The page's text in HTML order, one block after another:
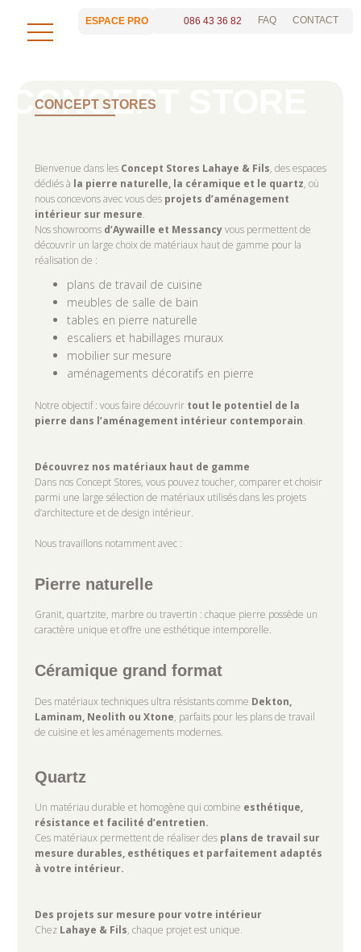
ESPACE PRO 086 43 36 82 FAQ CONTACT
CONCEPT STORES
Bienvenue dans les Concept Stores Lahaye & Fils, des espaces
dédiés à la pierre naturelle, la céramique et le quartz, où
nous concevons avec vous des projets d’aménagement
intérieur sur mesure.
Nos showrooms d’Aywaille et Messancyvous permettent de
découvrir un large choix de matériaux haut de gamme pour la
réalisation de :
plans de travail de cuisine
meubles de salle de bain
tables en pierre naturelle
escaliers et habillages muraux
mobilier sur mesure
aménagements décoratifs en pierre
Notre objectif : vous faire découvrir tout le potentiel de la
pierre dans l’aménagement intérieur contemporain.
Découvrez nos matériaux haut de gamme
Dans nos Concept Stores, vous pouvez toucher, comparer et choisir
parmi une large sélection de matériaux utilisés dans les projets
d’architecture et de design intérieur.
Nous travaillons notamment avec :
Pierre naturelle
Granit, quartzite, marbre ou travertin : chaque pierre possède un
caractère unique et offre une esthétique intemporelle.
Céramique grand format
Des matériaux techniques ultra résistants comme Dekton,
Laminam, Neolith ou Xtone, parfaits pour les plans de travail
de cuisine et les aménagements modernes.
Quartz
Un matériau durable et homogène qui combine esthétique,
résistance et facilité d’entretien.
Ces matériaux permettent de réaliser des plans de travail sur
mesure durables, esthétiques et parfaitement adaptés
à votre intérieur.
Des projets sur mesure pour votre intérieur
Chez Lahaye & Fils, chaque projet est unique.